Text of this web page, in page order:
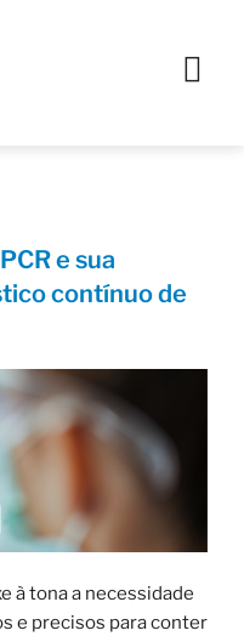
e sua
contínuo de
à tona a necessidade
e precisos para conter